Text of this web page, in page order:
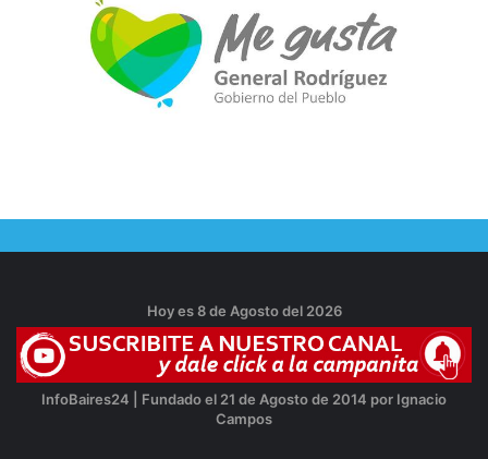
Hoy es 8 de Agosto del 2026
InfoBaires24 | Fundado el 21 de Agosto de 2014 por Ignacio
Campos